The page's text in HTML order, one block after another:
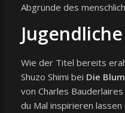
Abgründe des
Wie der Titel bereits
Shuzo Shimi bei Die
von Charles
du Mal inspirieren